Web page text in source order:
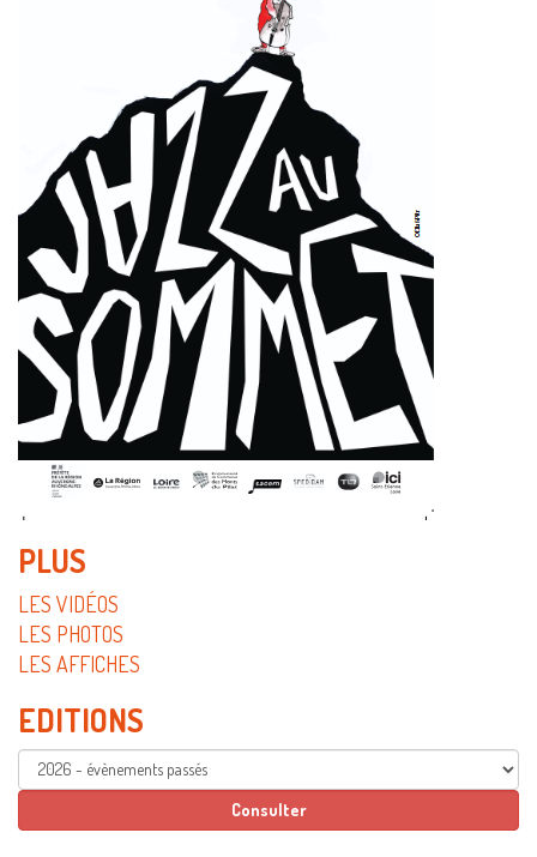
PLUS
LES VIDÉOS
LES PHOTOS
LES AFFICHES
EDITIONS